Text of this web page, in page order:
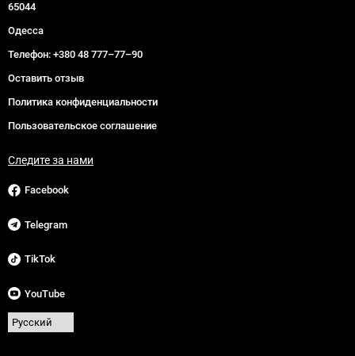
65044
Одесса
Телефон: +380 48 777–77–90
Оставить отзыв
Политика конфиденциальности
Пользовательское соглашение
Следите за нами
Facebook
Telegram
TikTok
YouTube